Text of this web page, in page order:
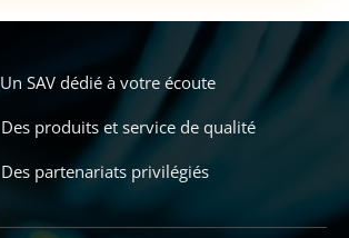
Un SAV dédié à votre écoute
Des produits et service de qualité
Des partenariats privilégiés